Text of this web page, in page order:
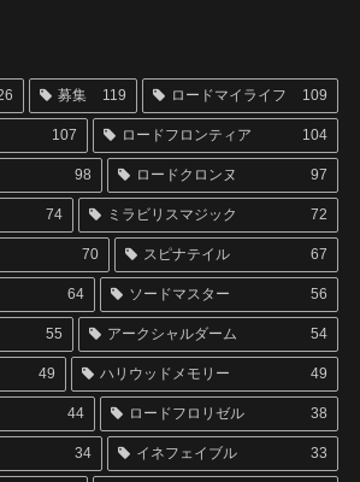
募集 119 ロードマイライフ 109
107 ロードフロンティア 104
98 ロードクロンヌ 97
74 ミラビリスマジック 72
70 スピナテイル 67
64 ソードマスター 56
55 アークシャルダーム 54
49 ハリウッドメモリー 49
44 ロードフロリゼル 38
34 イネフェイブル 33